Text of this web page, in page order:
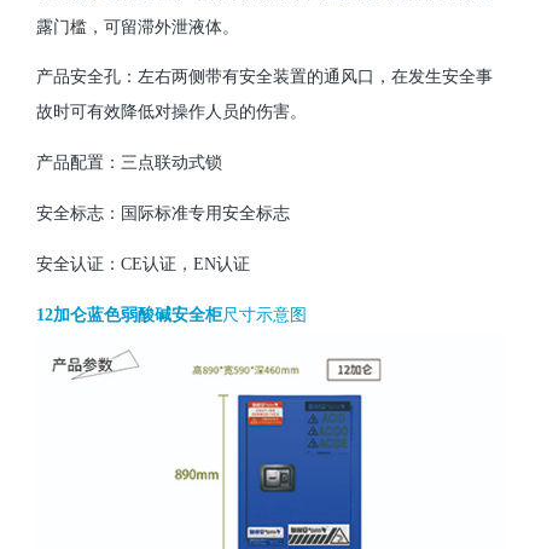
露门槛，可留滞外泄液体。
产品安全孔：左右两侧带有安全装置的通风口，在发生安全事
故时可有效降低对操作人员的伤害。
产品配置：三点联动式锁
安全标志：国际标准专用安全标志
安全认证：CE认证，EN认证
12加仑蓝色弱酸碱安全柜尺寸示意图